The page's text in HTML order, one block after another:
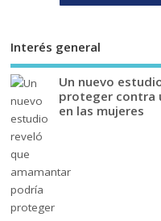
Interés general
Un nuevo
proteger contra
en las mujeres